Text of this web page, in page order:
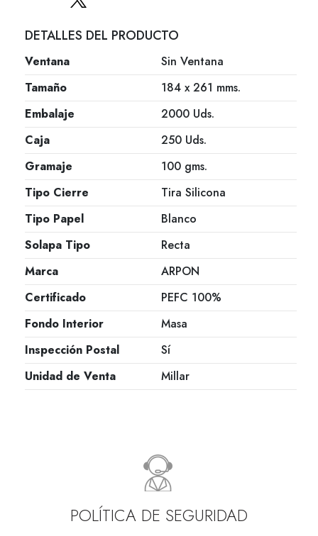
DETALLES DEL PRODUCTO
Ventana
Sin Ventana
Tamaño
184 x 261 mms.
Embalaje
2000 Uds.
Caja
250 Uds.
Gramaje
100 gms.
Tipo Cierre
Tira Silicona
Tipo Papel
Blanco
Solapa Tipo
Recta
Marca
ARPON
Certificado
PEFC 100%
Fondo Interior
Masa
Inspección Postal
Sí
Unidad de Venta
Millar
POLÍTICA DE SEGURIDAD